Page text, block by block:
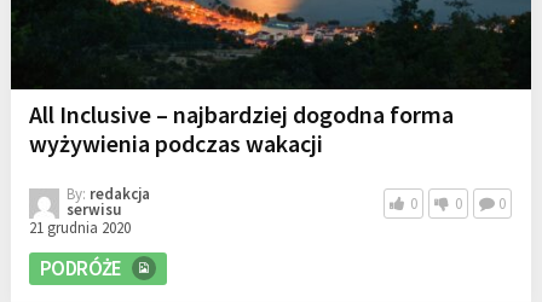
All Inclusive – najbardziej dogodna forma
wyżywienia podczas wakacji
By: redakcja
serwisu
21 grudnia 2020
0 0 0
PODRÓŻE